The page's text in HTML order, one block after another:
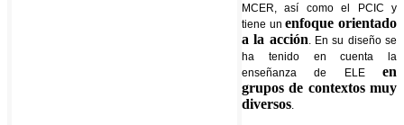
MCER, así como el PCIC y
tiene unenfoque orientado
a la acción. En su diseño se
ha tenido en cuenta la
enseñanza de ELE en
grupos de contextos muy
diversos.